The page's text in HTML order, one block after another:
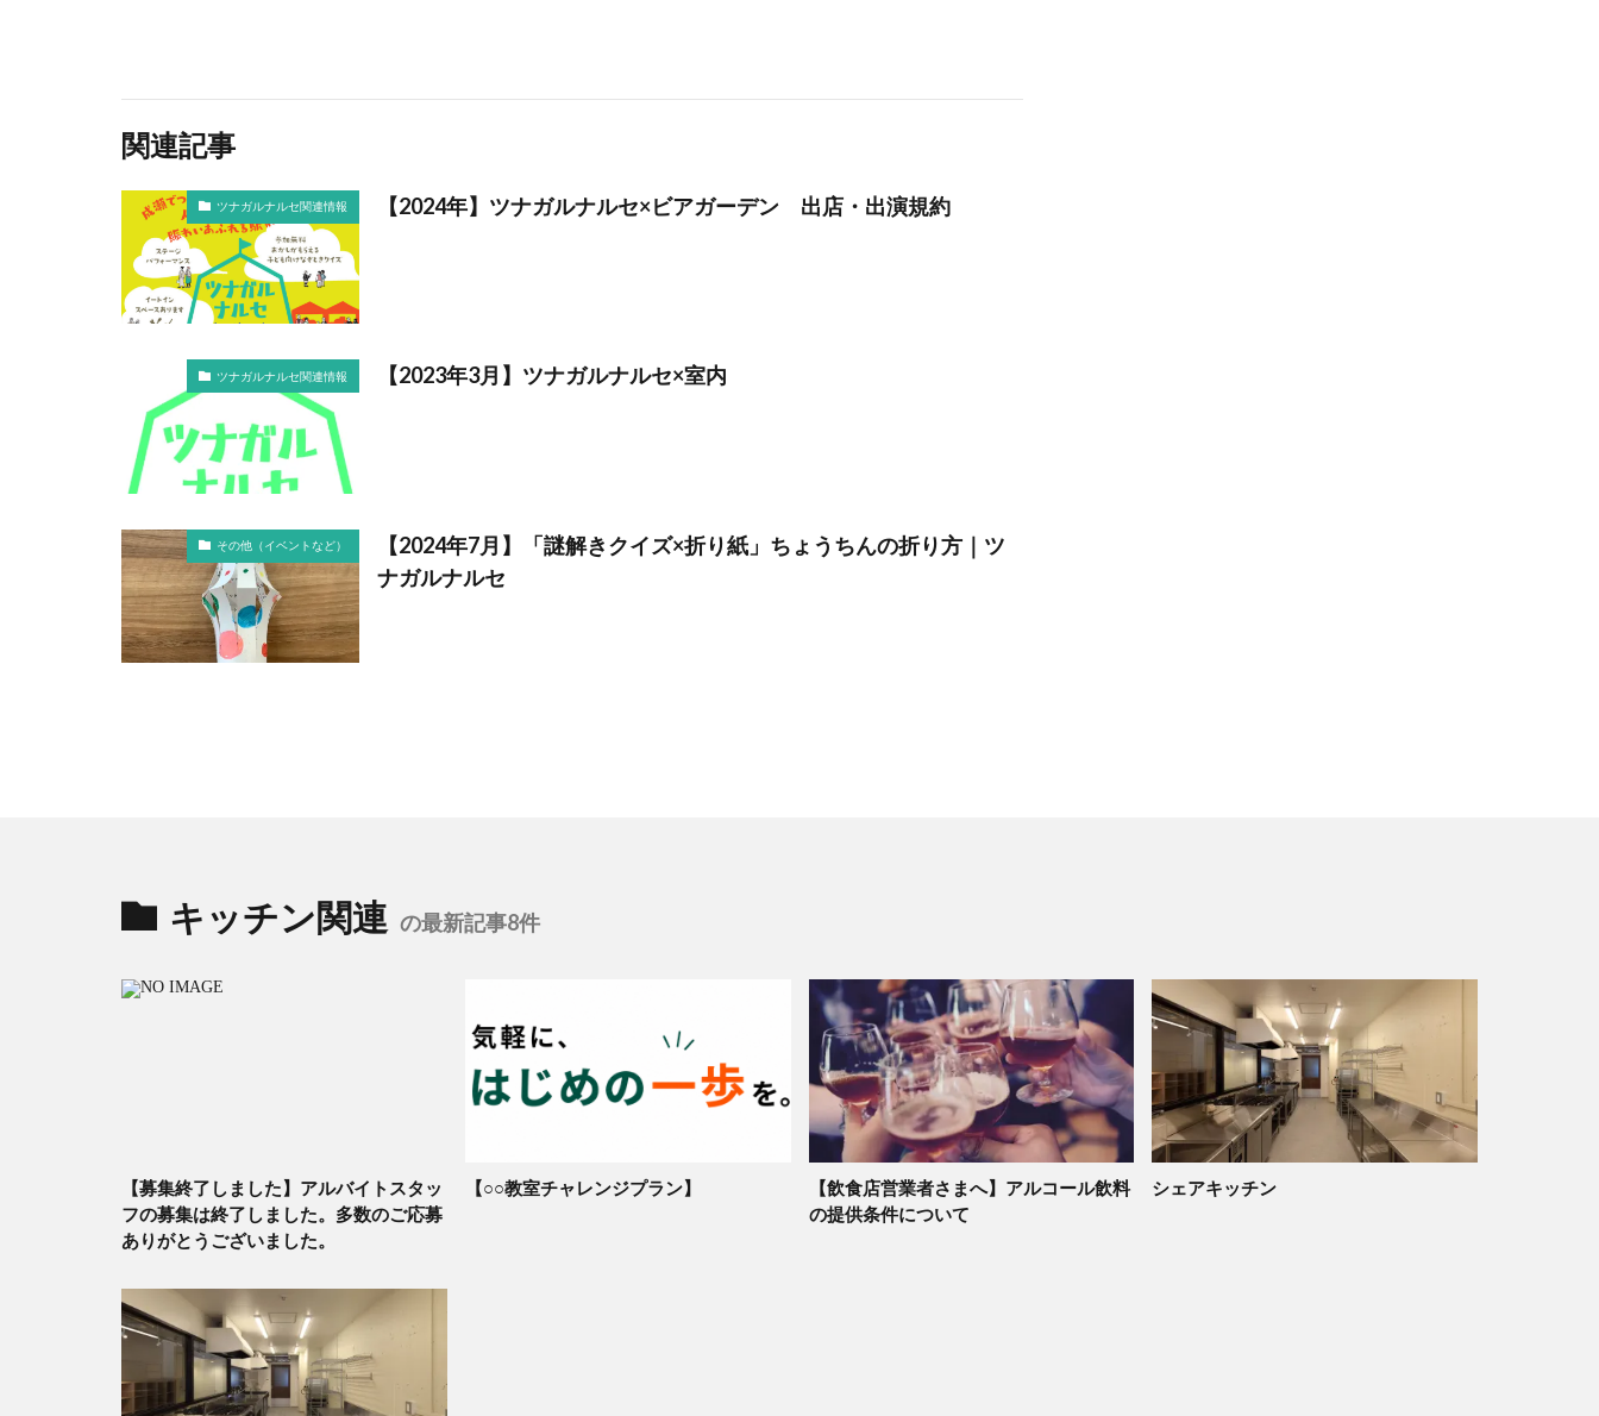
関連記事
ツナガルナルセ関連情報 【2024年】ツナガルナルセ×ビアガーデン 出店・出演規約
ツナガルナルセ関連情報 【2023年3月】ツナガルナルセ×室内
その他（イベントなど）
【2024年7月】「謎解きクイズ×折り紙」ちょうちんの折り方｜ツ
ナガルナルセ
キッチン関連 の最新記事8件
【募集終了しました】アルバイトスタッ
フの募集は終了しました。多数のご応募
ありがとうございました。
【○○教室チャレンジプラン】
【飲食店営業者さまへ】アルコール飲料
の提供条件について
シェアキッチン